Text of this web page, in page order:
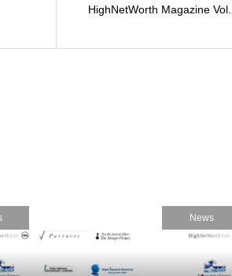
HighNetWorth Magazine
News